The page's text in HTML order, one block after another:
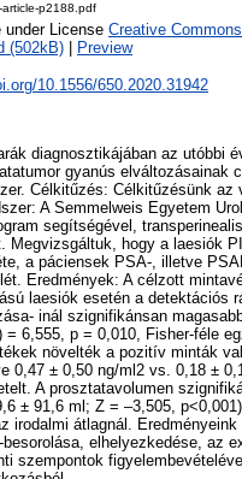
p2188.pdf
under License Creative
(502kB)
Preview
10.1556/650.2020.31942
diagnosztikájában az utóbbi
gyanús
Célkitűzés: Célkitűzésünk
A Semmelweis Egyetem
segítségével,
Megvizsgáltuk, hogy a laesiók
a páciensek PSA-, illetve
Eredmények: A célzott
laesiók esetén a
inál szignifikánsan
= 6,555, p = 0,010, Fisher-féle
növelték a pozitív minták
0,47 ± 0,50 ng/ml2 vs. 0,18 ±
A prosztatavolumen
± 91,6 ml; Z = –3,505,
irodalmi átlagnál.
elhelyezkedése, az
szempontok